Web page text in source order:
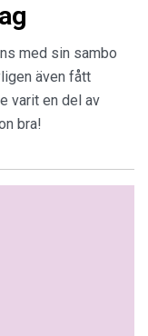
med sin sambo
även fått
varit en del av
bra!